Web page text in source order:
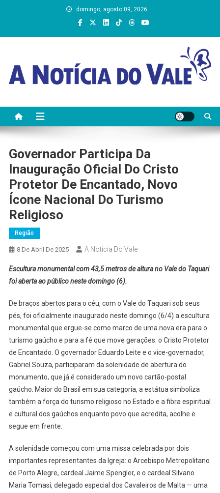
domingo, agosto 09, 2026
Governador Participa Da
Inauguração Oficial Do Cristo
Protetor De Encantado, Novo
Ícone Nacional Do Turismo
Religioso
Região
8 De Abril De 2025 A Notícia Do Vale
Escultura monumental com 43,5 metros de altura no Vale do Taquari
foi aberta ao público neste domingo (6).
De braços abertos para o céu, com o Vale do Taquari sob seus
pés, foi oficialmente inaugurado neste domingo (6/4) a escultura
monumental que ergue-se como marco de uma nova era para o
turismo gaúcho e para a fé que move gerações: o Cristo Protetor
de Encantado. O governador Eduardo Leite e o vice-governador,
Gabriel Souza, participaram da solenidade de abertura do
monumento, que já é considerado um novo cartão-postal
gaúcho. Maior do Brasil em sua categoria, a estátua simboliza
também a força do turismo religioso no Estado e a fibra espiritual
e cultural dos gaúchos enquanto povo que acredita, acolhe e
segue em frente.
A solenidade começou com uma missa celebrada por dois
importantes representantes da Igreja: o Arcebispo Metropolitano
de Porto Alegre, cardeal Jaime Spengler, e o cardeal Silvano
Maria Tomasi, delegado especial dos Cavaleiros de Malta — uma